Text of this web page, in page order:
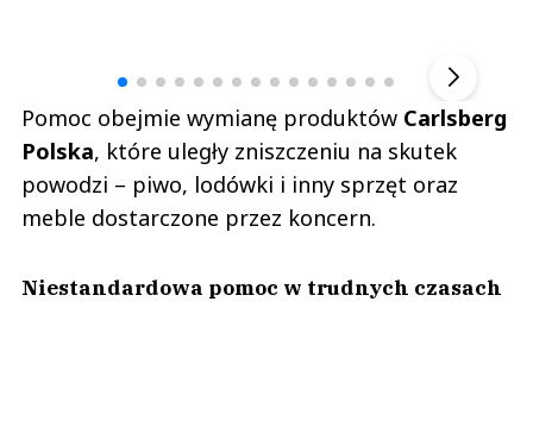
Pomoc obejmie wymianę produktów Carlsberg
Polska, które uległy zniszczeniu na skutek
powodzi – piwo, lodówki i inny sprzęt oraz
meble dostarczone przez koncern.
Niestandardowa pomoc w trudnych czasach